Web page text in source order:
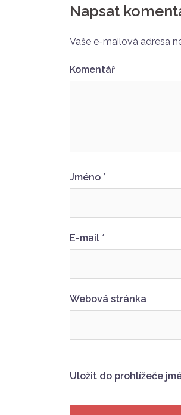
Napsat
Vaše e-mailová adresa
Komentář
Jméno *
E-mail *
Webová stránka
Uložit do prohlížeče